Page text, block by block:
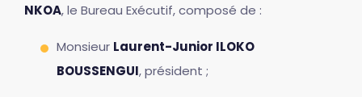
NKOA, le Bureau Exécutif, composé de :
Monsieur Laurent-Junior ILOKO
BOUSSENGUI, président ;